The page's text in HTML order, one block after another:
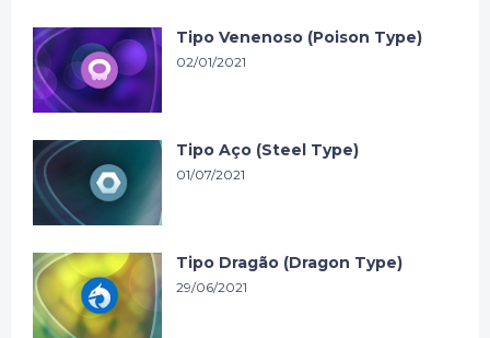
Tipo Venenoso (Poison Type)
02/01/2021
Tipo Aço (Steel Type)
01/07/2021
Tipo Dragão (Dragon Type)
29/06/2021